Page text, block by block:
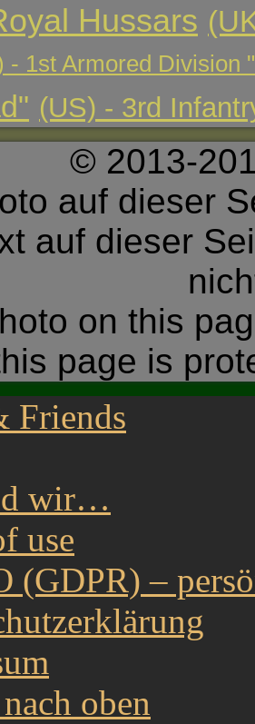
Hussars
- 1st Armored Division
(US) - 3rd
© 2013-
auf dieser
auf dieser
on this
page is
Friends
wir…
use
(GDPR) –
oben